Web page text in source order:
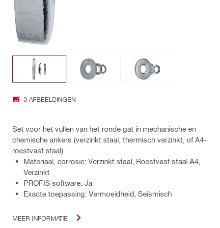
3 AFBEELDINGEN
Set voor het vullen van het ronde gat in mechanische en
chemische ankers (verzinkt staal, thermisch verzinkt, of A4-
roestvast staal)
Materiaal, corrosie: Verzinkt staal, Roestvast staal A4,
Verzinkt
PROFIS software: Ja
Exacte toepassing: Vermoeidheid, Seismisch
MEER INFORMATIE